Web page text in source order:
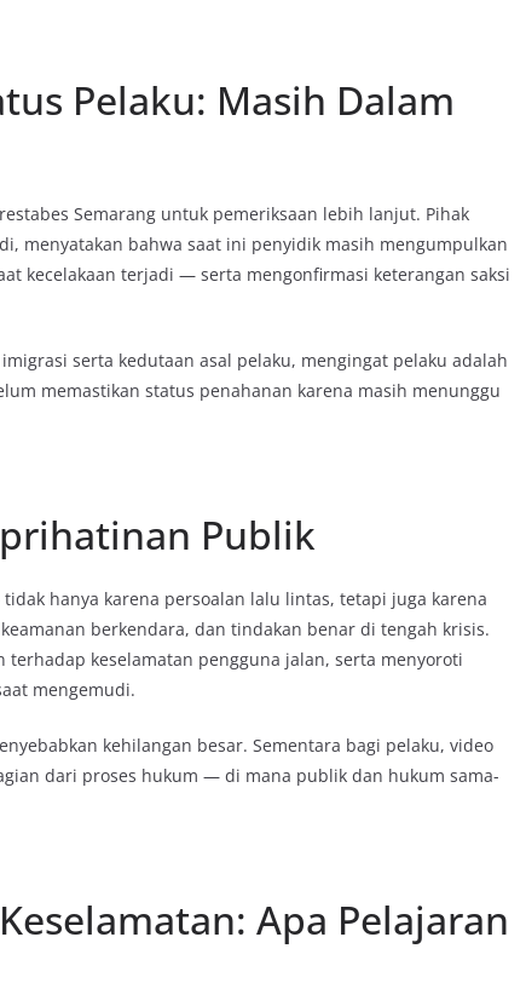
Pelaku: Masih Dalam
Semarang untuk pemeriksaan lebih lanjut. Pihak
menyatakan bahwa saat ini penyidik masih mengumpulkan
kecelakaan terjadi — serta mengonfirmasi keterangan saksi
serta kedutaan asal pelaku, mengingat pelaku adalah
memastikan status penahanan karena masih menunggu
Publik
hanya karena persoalan lalu lintas, tetapi juga karena
berkendara, dan tindakan benar di tengah krisis.
keselamatan pengguna jalan, serta menyoroti
mengemudi.
kehilangan besar. Sementara bagi pelaku, video
dari proses hukum — di mana publik dan hukum sama-
Apa Pelajaran